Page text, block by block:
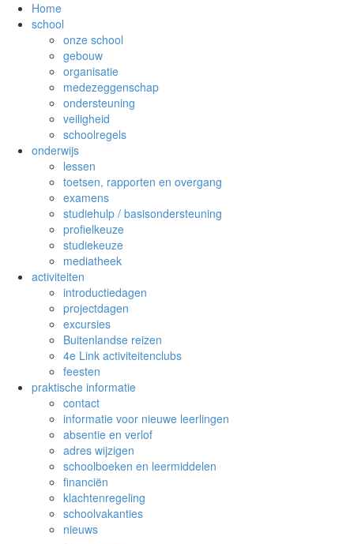
Home
school
onze school
gebouw
organisatie
medezeggenschap
ondersteuning
veiligheid
schoolregels
onderwijs
lessen
toetsen, rapporten en overgang
examens
studiehulp / basisondersteuning
profielkeuze
studiekeuze
mediatheek
activiteiten
introductiedagen
projectdagen
excursies
Buitenlandse reizen
4e Link activiteitenclubs
feesten
praktische informatie
contact
informatie voor nieuwe leerlingen
absentie en verlof
adres wijzigen
schoolboeken en leermiddelen
financiën
klachtenregeling
schoolvakanties
nieuws